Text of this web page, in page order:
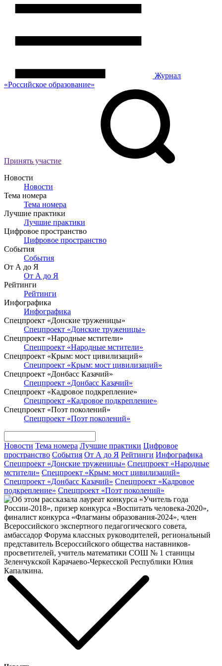
Журнал
«Российское образование»
Принять участие
Новости
Новости
Тема номера
Тема номера
Лучшие практики
Лучшие практики
Цифровое пространство
Цифровое пространство
События
События
От А до Я
От А до Я
Рейтинги
Рейтинги
Инфографика
Инфографика
Спецпроект «Донские труженицы»
Спецпроект «Донские труженицы»
Спецпроект «Народные мстители»
Спецпроект «Народные мстители»
Спецпроект «Крым: мост цивилизаций»
Спецпроект «Крым: мост цивилизаций»
Спецпроект «Донбасс Казачий»
Спецпроект «Донбасс Казачий»
Спецпроект «Кадровое подкрепление»
Спецпроект «Кадровое подкрепление»
Спецпроект «Поэт поколений»
Спецпроект «Поэт поколений»
Новости Тема номера Лучшие практики Цифровое
пространство События От А до Я Рейтинги Инфографика
Спецпроект «Донские труженицы» Спецпроект «Народные
мстители» Спецпроект «Крым: мост цивилизаций»
Спецпроект «Донбасс Казачий» Спецпроект «Кадровое
подкрепление» Спецпроект «Поэт поколений»